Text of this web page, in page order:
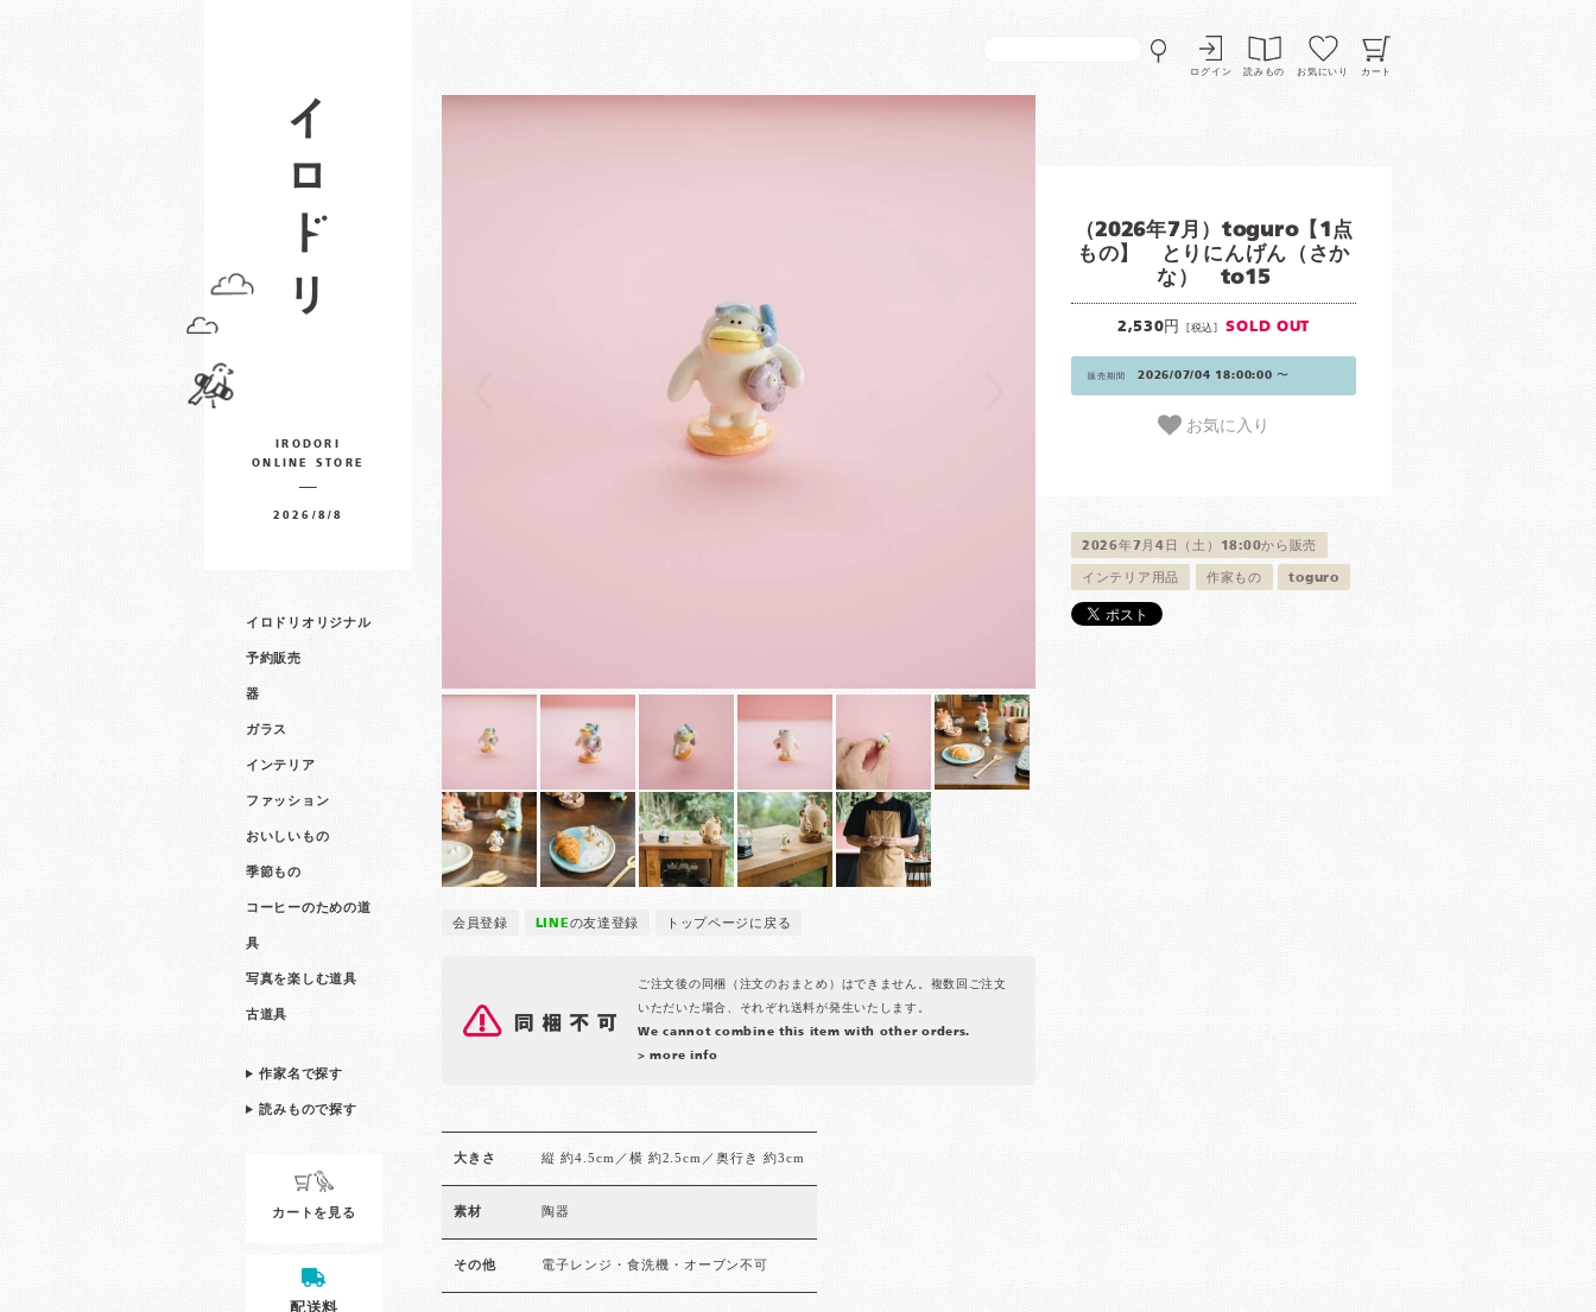
ログイン 読みもの お気にいり カート
IRODORI
ONLINE STORE
2026/8/8
イロドリオリジナル
予約販売
器
ガラス
インテリア
ファッション
おいしいもの
季節もの
コーヒーのための道
具
写真を楽しむ道具
古道具
作家名で探す
読みもので探す
カートを見る
配送料
会員登録 LINEの友達登録 トップページに戻る
ご注文後の同梱（注文のおまとめ）はできません。複数回ご注文
いただいた場合、それぞれ送料が発生いたします。
We cannot combine this item with other orders.
> more info
（2026年7月）toguro【1点
もの】 とりにんげん（さか
な） to15
2,530円 [税込] SOLD OUT
販売期間 2026/07/04 18:00:00 〜
お気に入り
2026年7月4日（土）18:00から販売
インテリア用品 作家もの toguro
大きさ 縦 約4.5cm／横 約2.5cm／奥行き 約3cm
素材 陶器
その他 電子レンジ・食洗機・オーブン不可